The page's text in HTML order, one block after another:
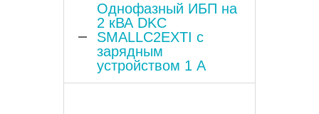
Однофазный ИБП на
2 кВА DKC
SMALLC2EXTI с
зарядным
устройством 1 А